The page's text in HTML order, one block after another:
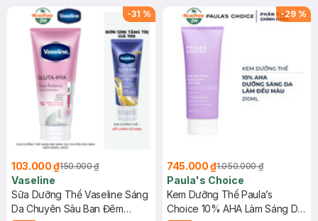
-31 %
103.000 ₫150.000 ₫
Vaseline
Sữa Dưỡng Thể Vaseline Sáng
Da Chuyên Sâu Ban Đêm
-29 %
745.000 ₫1.050.000 ₫
Paula's Choice
Kem Dưỡng Thể Paula’s
Choice 10% AHA Làm Sáng Da